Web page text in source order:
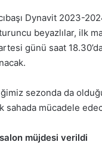
Dynavit 2023-
beyazlılar, ilk
günü saat
sezonda da
sahada mücadele
müjdesi verildi